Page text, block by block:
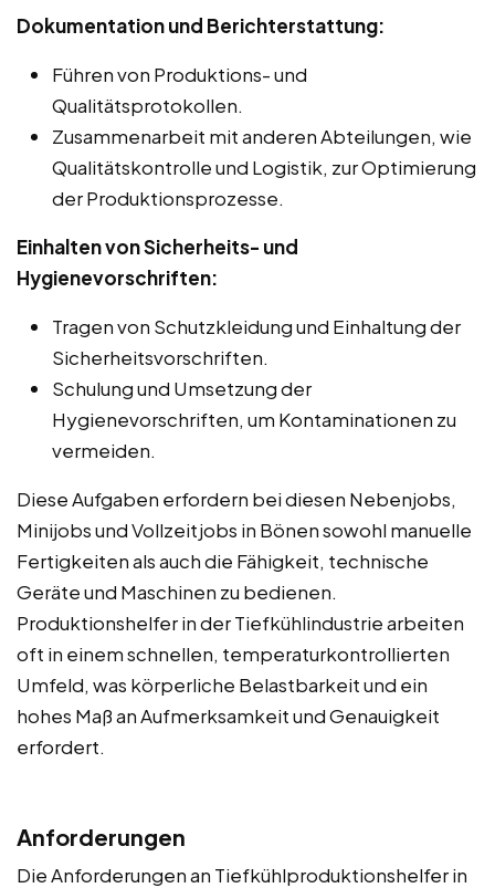
Dokumentation und Berichterstattung:
Führen von Produktions- und
Qualitätsprotokollen.
Zusammenarbeit mit anderen Abteilungen, wie
Qualitätskontrolle und Logistik, zur Optimierung
der Produktionsprozesse.
Einhalten von Sicherheits- und
Hygienevorschriften:
Tragen von Schutzkleidung und Einhaltung der
Sicherheitsvorschriften.
Schulung und Umsetzung der
Hygienevorschriften, um Kontaminationen zu
vermeiden.
Diese Aufgaben erfordern bei diesen Nebenjobs,
Minijobs und Vollzeitjobs in Bönen sowohl manuelle
Fertigkeiten als auch die Fähigkeit, technische
Geräte und Maschinen zu bedienen.
Produktionshelfer in der Tiefkühlindustrie arbeiten
oft in einem schnellen, temperaturkontrollierten
Umfeld, was körperliche Belastbarkeit und ein
hohes Maß an Aufmerksamkeit und Genauigkeit
erfordert.
Anforderungen
Die Anforderungen an Tiefkühlproduktionshelfer in